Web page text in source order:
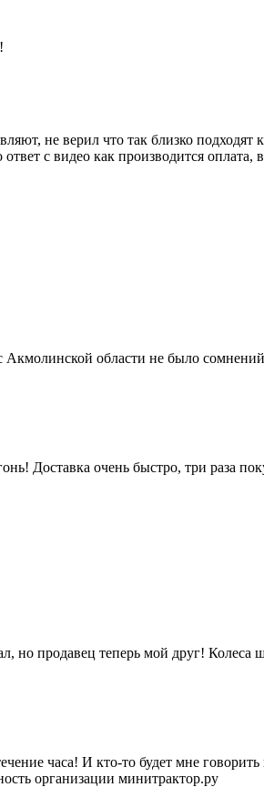
не верил что так близко подходят
с видео как производится оплата,
Акмолинской области не было
Доставка очень быстро, три раза
но продавец теперь мой друг! Колеса
часа! И кто-то будет мне
организации минитрактор.ру